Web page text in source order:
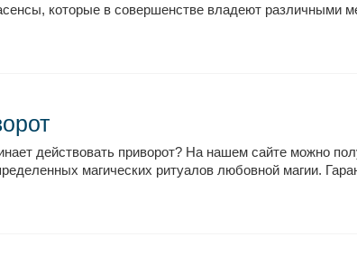
которые в совершенстве владеют различными
действовать приворот? На нашем сайте можно
магических ритуалов любовной магии.